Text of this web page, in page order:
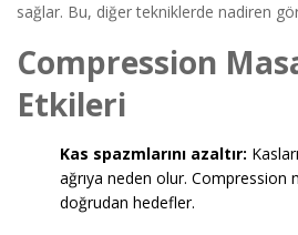
sağlar. Bu, diğer tekniklerde nadiren
Compression
Etkileri
Kas spazmlarını azaltır:
ağrıya neden olur. Compression
doğrudan hedefler.